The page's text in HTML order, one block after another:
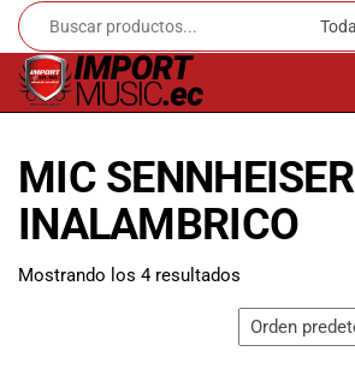
Music
Ecuador!
tienda
especializada
en
musicales,
equipo de
audio e
MIC SENNHEISER
INALAMBRICO
Mostrando los 4 resultados